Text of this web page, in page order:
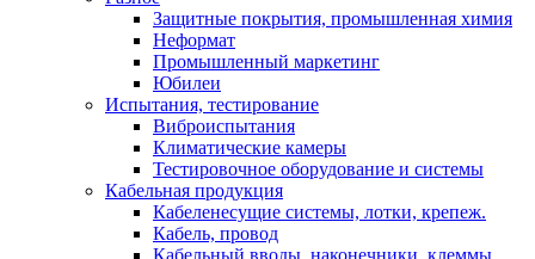
Защитные покрытия, промышленная химия
Неформат
Промышленный маркетинг
Юбилеи
Испытания, тестирование
Виброиспытания
Климатические камеры
Тестировочное оборудование и системы
Кабельная продукция
Кабеленесущие системы, лотки, крепеж.
Кабель, провод